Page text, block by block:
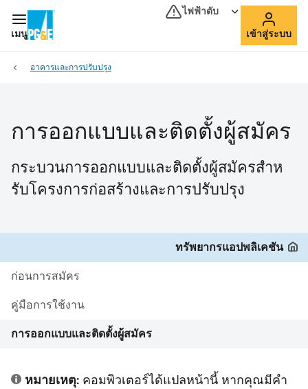
เมนู
ไฟฟ้าดับ
เข้าสู่ระบบ
อาคารและการปรับปรุง
การออกแบบและติดตั้งผู้สมัคร
กระบวนการออกแบบและติดตั้งผู้สมัครสําห
รับโครงการก่อสร้างและการปรับปรุง
ทรัพยากรแอปพลิเคชัน
ก่อนการสมัคร
คู่มือการใช้งาน
การออกแบบและติดตั้งผู้สมัคร
หมายเหตุ: คอมพิวเตอร์ได้แปลหน้านี้ หากคุณมีคํา